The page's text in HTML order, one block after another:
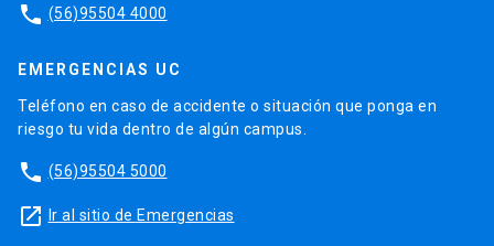
phone (56)95504 4000
EMERGENCIAS UC
Teléfono en caso de accidente o situación que ponga en
riesgo tu vida dentro de algún campus.
phone (56)95504 5000
launch Ir al sitio de Emergencias